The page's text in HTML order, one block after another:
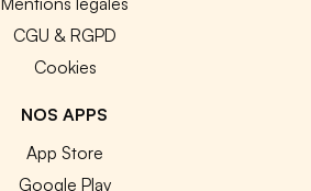
CGU & RGPD
Cookies
NOS APPS
App Store
Google Play